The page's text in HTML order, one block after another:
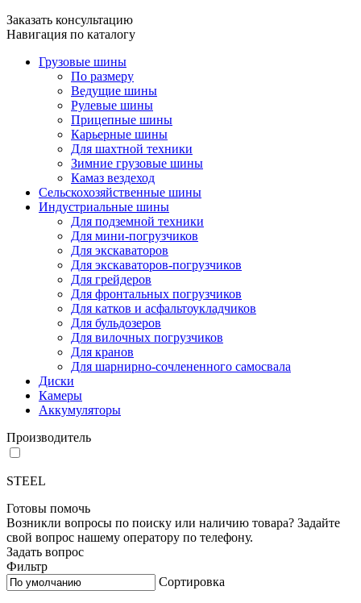
Заказать консультацию
Навигация по каталогу
Грузовые шины
По размеру
Ведущие шины
Рулевые шины
Прицепные шины
Карьерные шины
Для шахтной техники
Зимние грузовые шины
Камаз вездеход
Сельскохозяйственные шины
Индустриальные шины
Для подземной техники
Для мини-погрузчиков
Для экскаваторов
Для экскаваторов-погрузчиков
Для грейдеров
Для фронтальных погрузчиков
Для катков и асфальтоукладчиков
Для бульдозеров
Для вилочных погрузчиков
Для кранов
Для шарнирно-сочлененного самосвала
Диски
Камеры
Аккумуляторы
Производитель
STEEL
Готовы помочь
Возникли вопросы по поиску или наличию товара? Задайте
свой вопрос нашему оператору по телефону.
Задать вопрос
Фильтр
Сортировка